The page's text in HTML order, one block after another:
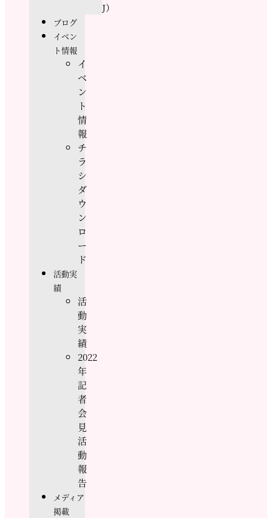
J）
ブログ
イベン
ト情報
イ
ベ
ン
ト
情
報
チ
ラ
シ
ダ
ウ
ン
ロ
ー
ド
活動実
績
活
動
実
績
2022
年
記
者
会
見
活
動
報
告
メディア
掲載